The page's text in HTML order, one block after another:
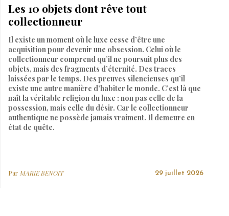
Les 10 objets dont rêve tout
collectionneur
Il existe un moment où le luxe cesse d’être une
acquisition pour devenir une obsession. Celui où le
collectionneur comprend qu’il ne poursuit plus des
objets, mais des fragments d’éternité. Des traces
laissées par le temps. Des preuves silencieuses qu’il
existe une autre manière d’habiter le monde. C’est là que
naît la véritable religion du luxe : non pas celle de la
possession, mais celle du désir. Car le collectionneur
authentique ne possède jamais vraiment. Il demeure en
état de quête.
Par MARIE BENOIT 29 juillet 2026